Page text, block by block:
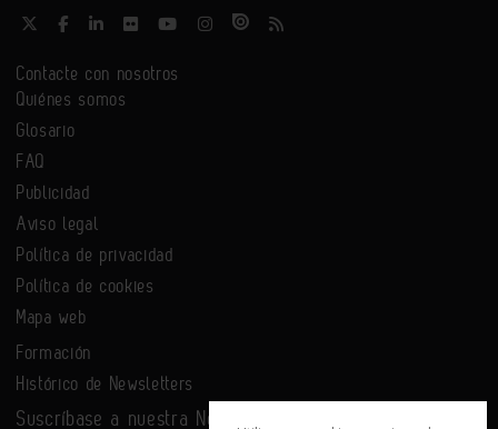
Contacte con nosotros
Quiénes somos
Glosario
FAQ
Publicidad
Aviso legal
Política de privacidad
Política de cookies
Mapa web
Formación
Histórico de Newsletters
Suscríbase a nuestra Newsletter